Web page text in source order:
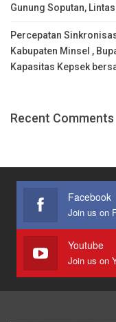
Gunung Soputan,
Percepatan
Kabupaten Minsel ,
Kapasitas Kepsek
Recent Comments
Facebook
Youtube
Join us on